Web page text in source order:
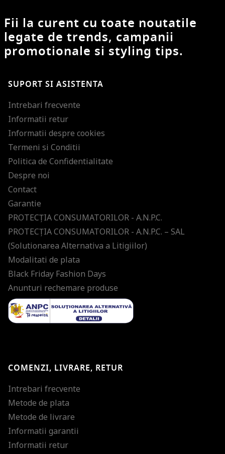
Fii la curent cu toate noutatile
legate de trends, campanii
promotionale si styling tips.
SUPORT SI ASISTENTA
Intrebari frecvente
Informatii retur
Informatii despre cookies
Termeni si Conditii
Politica de Confidentialitate
Despre noi
Contact
Garantie
PROTECŢIA CONSUMATORILOR - A.N.P.C.
PROTECŢIA CONSUMATORILOR - A.N.P.C. – SAL
(Solutionarea Alternativa a Litigiilor)
Modalitati de plata
Black Friday Fashion Days
Anunturi rechemare produse
COMENZI, LIVRARE, RETUR
Intrebari frecvente
Metode de plata
Metode de livrare
Informatii garantii
Informatii retur